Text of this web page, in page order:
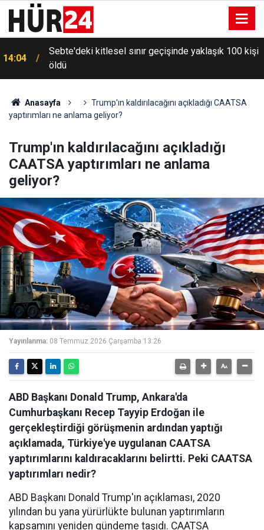
14:04
Sebte'deki kitlesel sınır geçişinde yaklaşık 100 kişi
öldü
Anasayfa
Trump'ın kaldırılacağını açıkladığı CAATSA
yaptırımları ne anlama geliyor?
Trump'ın kaldırılacağını açıkladığı
CAATSA yaptırımları ne anlama
geliyor?
Yayınlanma: 08 Temmuz 2026 Çarşamba 13:26
ABD Başkanı Donald Trump, Ankara'da
Cumhurbaşkanı Recep Tayyip Erdoğan ile
gerçekleştirdiği görüşmenin ardından yaptığı
açıklamada, Türkiye'ye uygulanan CAATSA
yaptırımlarını kaldıracaklarını belirtti. Peki CAATSA
yaptırımları nedir?
ABD Başkanı Donald Trump'ın açıklaması, 2020
yılından bu yana yürürlükte bulunan yaptırımların
kapsamını yeniden gündeme taşıdı. CAATSA